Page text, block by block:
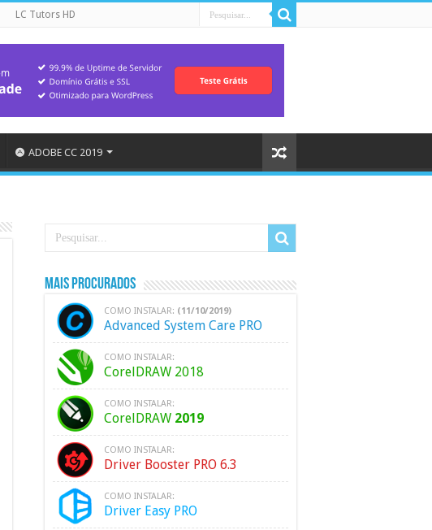
LC Tutors HD
ADOBE CC 2019
Mais Procurados
COMO INSTALAR: (11/10/2019)
Advanced System Care PRO
COMO INSTALAR:
CorelDRAW 2018
COMO INSTALAR:
CorelDRAW 2019
COMO INSTALAR:
Driver Booster PRO 6.3
COMO INSTALAR:
Driver Easy PRO